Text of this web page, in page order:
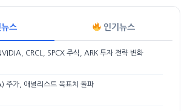
스 인기뉴스
CRCL, SPCX 주식, ARK 투자 전략 변화
주가, 애널리스트 목표치 돌파